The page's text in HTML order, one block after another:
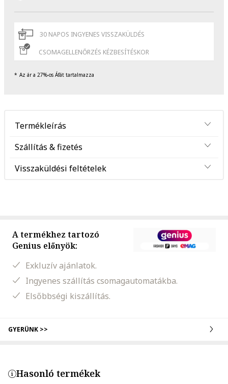
30 NAPOS INGYENES VISSZAKÜLDÉS
CSOMAGELLENŐRZÉS KÉZBESÍTÉSKOR
Az ár a 27%-os Áfát tartalmazza
Termékleírás
Szállítás & fizetés
Visszaküldési feltételek
A termékhez tartozó
Genius előnyök:
Exkluzív ajánlatok.
Ingyenes szállítás csomagautomatákba.
Elsőbbségi kiszállítás.
GYERÜNK >>
Hasonló termékek